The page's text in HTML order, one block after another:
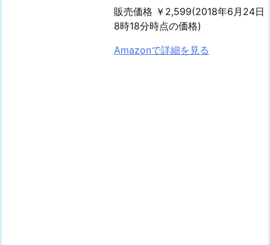
販売価格 ￥2,599(2018年6月24日
8時18分時点の価格)
Amazonで詳細を見る